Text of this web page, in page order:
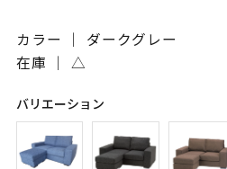
カラー ｜ ダークグレー
在庫 ｜ △
バリエーション